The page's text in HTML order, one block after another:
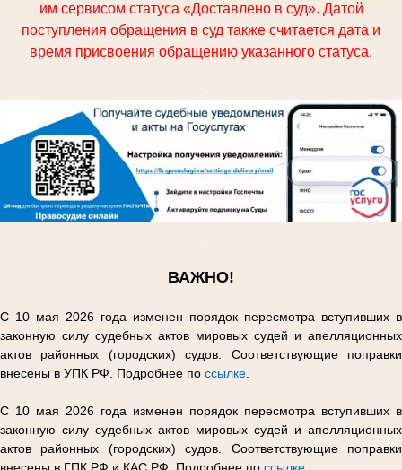
им сервисом статуса «Доставлено в суд». Датой
поступления обращения в суд также считается дата и
время присвоения обращению указанного статуса.
ВАЖНО!
С 10 мая 2026 года изменен порядок пересмотра вступивших в
законную силу судебных актов мировых судей и апелляционных
актов районных (городских) судов. Соответствующие поправки
внесены в УПК РФ. Подробнее по ссылке
С 10 мая 2026 года изменен порядок пересмотра вступивших в
законную силу судебных актов мировых судей и апелляционных
актов районных (городских) судов. Соответствующие поправки